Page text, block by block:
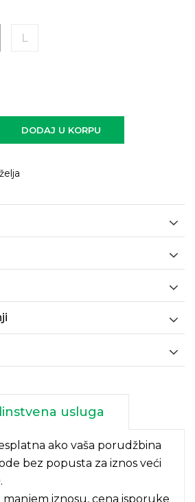
L
DODAJ U KORPU
usluga
ako vaša porudžbina
bez popusta za iznos veći
iznosu, cena isporuke